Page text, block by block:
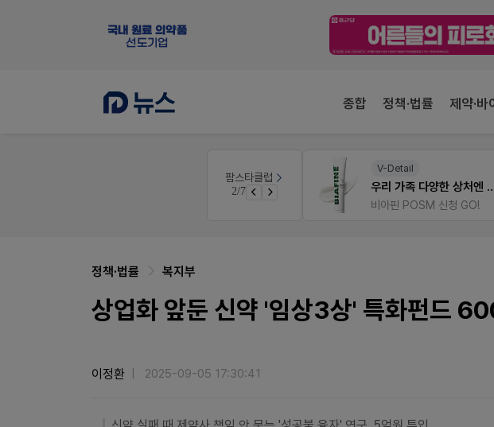
종합 정책·법률 제약·바
팜스타클럽
3/7
근육통은 오래가니깐!
V-Detail
우리 가족 다양한
비아핀 POSM 신청 GO!
정책·법률 복지부
상업화 앞둔 신약 '임상3상' 특화펀드
이정환 2025-09-05 17:30:41